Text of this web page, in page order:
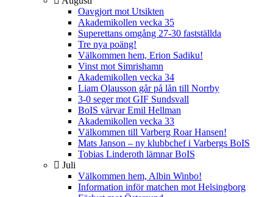
Oavgjort mot Utsikten
Akademikollen vecka 35
Superettans omgång 27-30 fastställda
Tre nya poäng!
Välkommen hem, Erion Sadiku!
Vinst mot Simrishamn
Akademikollen vecka 34
Liam Olausson går på lån till Norrby
3-0 seger mot GIF Sundsvall
BoIS värvar Emil Hellman
Akademikollen vecka 33
Välkommen till Varberg Roar Hansen!
Mats Janson – ny klubbchef i Varbergs BoIS
Tobias Linderoth lämnar BoIS
Juli
Välkommen hem, Albin Winbo!
Information inför matchen mot Helsingborg